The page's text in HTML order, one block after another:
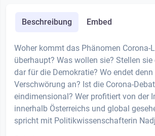
Beschreibung Embed
Woher kommt das Phänomen Corona-
überhaupt? Was wollen sie? Stellen sie
dar für die Demokratie? Wo endet
Verschwörung an? Ist die Corona-
eindimensional? Wer profitiert von der
innerhalb Österreichs und global
spricht mit Politikwissenschafterin